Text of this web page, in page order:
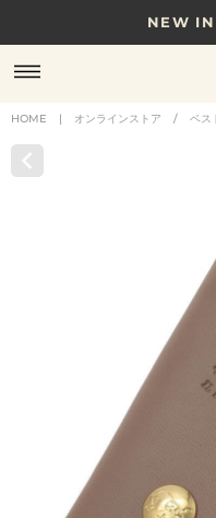
NEW
8/17(月)10時まで
贈る相手やシーンか
HOME | オンラインストア / ベス